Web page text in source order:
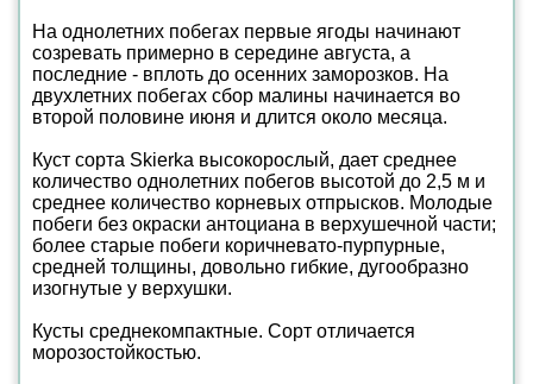
На однолетних побегах первые ягоды начинают
созревать примерно в середине августа, а
последние - вплоть до осенних заморозков. На
двухлетних побегах сбор малины начинается во
второй половине июня и длится около месяца.
Куст сорта Skierka высокорослый, дает среднее
количество однолетних побегов высотой до 2,5 м и
среднее количество корневых отпрысков. Молодые
побеги без окраски антоциана в верхушечной части;
более старые побеги коричневато-пурпурные,
средней толщины, довольно гибкие, дугообразно
изогнутые у верхушки.
Кусты среднекомпактные. Сорт отличается
морозостойкостью.